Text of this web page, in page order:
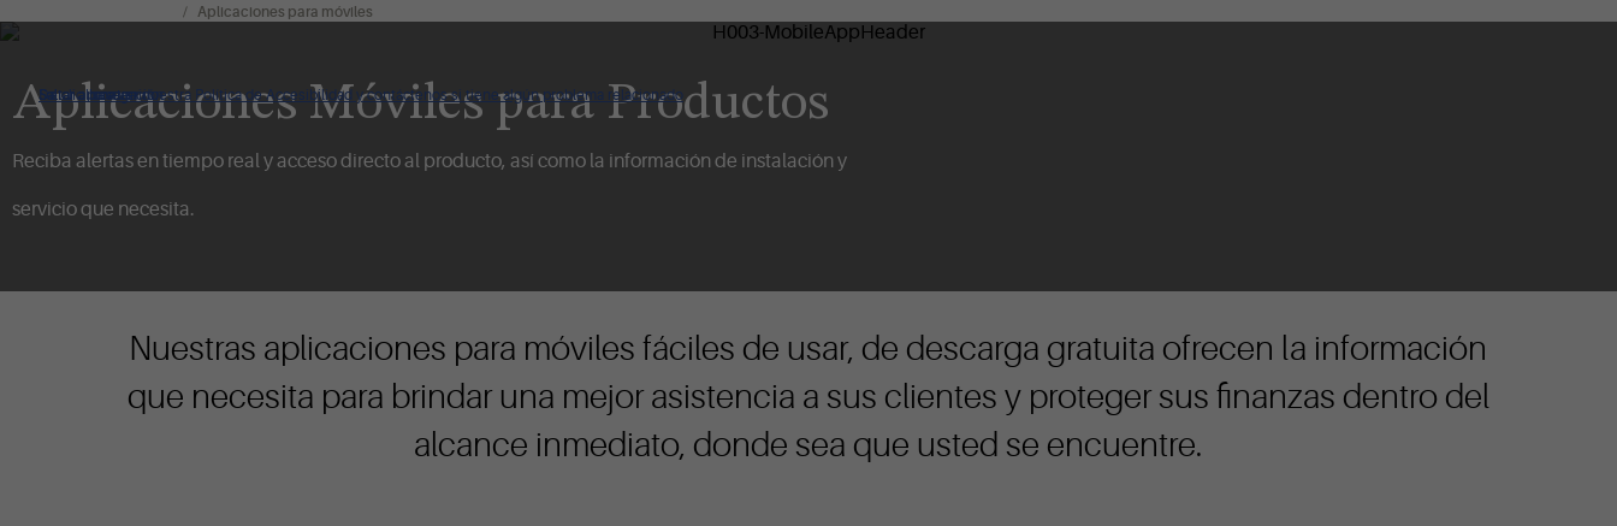
De clic para ver nuestra Política de Accesibilidad y contáctenos si tiene algún problema relacionado
Saltar a navegación
Saltar al contenido
Saltar a buscar
Aplicaciones para móviles
Aplicaciones Móviles para Productos
Reciba alertas en tiempo real y acceso directo al producto, así como la información de instalación y
servicio que necesita.
Nuestras aplicaciones para móviles fáciles de usar, de descarga gratuita ofrecen la información
que necesita para brindar una mejor asistencia a sus clientes y proteger sus finanzas dentro del
alcance inmediato, donde sea que usted se encuentre.